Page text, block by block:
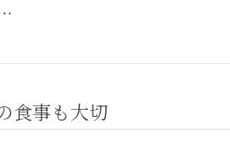
食事も大切